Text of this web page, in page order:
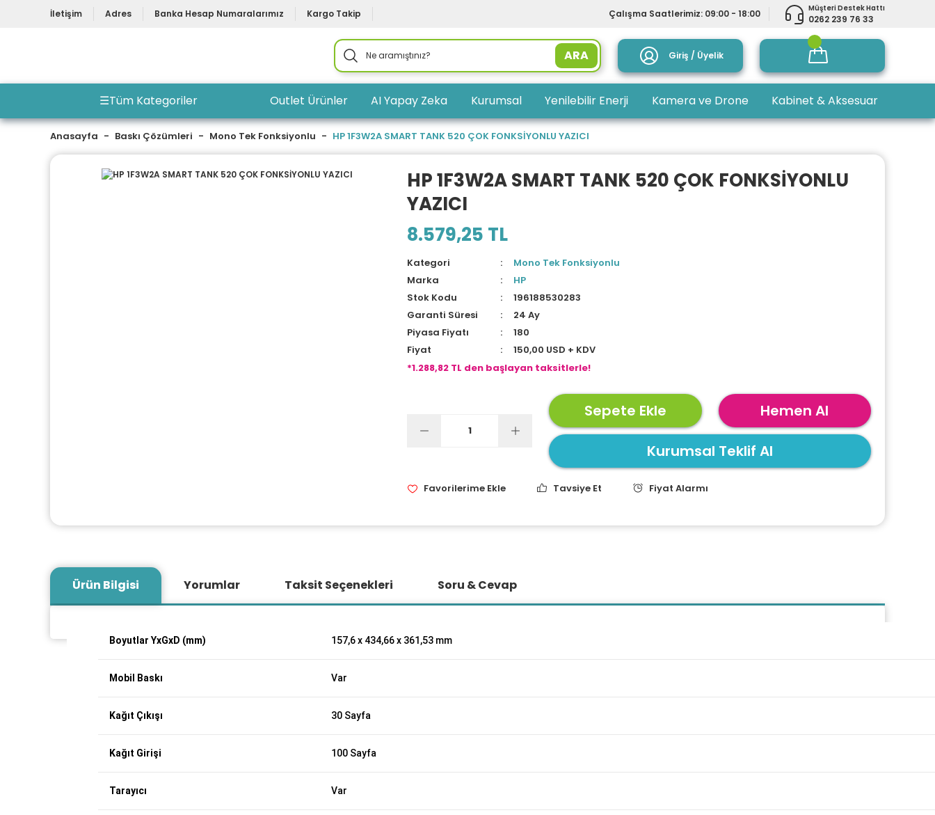
İletişim Adres Banka Hesap Numaralarımız Kargo Takip Çalışma Saatlerimiz: 09:00 - 18:00 Müşteri Destek Hattı
0262 239 76 33
ARA Giriş / Üyelik
☰Tüm Kategoriler Outlet Ürünler AI Yapay Zeka Kurumsal Yenilebilir Enerji Kamera ve Drone Kabinet & Aksesuar
Anasayfa Baskı Çözümleri Mono Tek Fonksiyonlu HP 1F3W2A SMART TANK 520 ÇOK FONKSİYONLU YAZICI
HP 1F3W2A SMART TANK 520 ÇOK FONKSİYONLU
YAZICI
8.579,25 TL
Kategori
Mono Tek Fonksiyonlu
Marka
HP
Stok Kodu
196188530283
Garanti Süresi
24 Ay
Piyasa Fiyatı
180
Fiyat
150,00 USD + KDV
*1.288,82 TL den başlayan taksitlerle!
Sepete Ekle Hemen Al
Kurumsal Teklif Al
Tavsiye Et Fiyat Alarmı
Ürün Bilgisi Yorumlar Taksit Seçenekleri Soru & Cevap
Boyutlar YxGxD (mm) 157,6 x 434,66 x 361,53 mm
Mobil Baskı Var
Kağıt Çıkışı 30 Sayfa
Kağıt Girişi 100 Sayfa
Tarayıcı Var